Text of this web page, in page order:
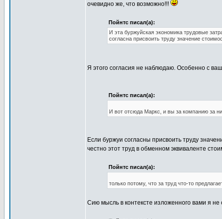
очевидно же, что возможно!!!
Пойнтс писал(а):
И эта буржуйская экономика трудовые
согласна присвоить труду значение
Я этого согласия не наблюдаю. Особенно с
Пойнтс писал(а):
И вот отсюда Маркс, и вы за компанию за
Если буржуи согласны присвоить труду
честно этот труд в обменном эквиваленте
Пойнтс писал(а):
только потому, что за труд что-то
Сию мысль в контексте изложенного вами я не